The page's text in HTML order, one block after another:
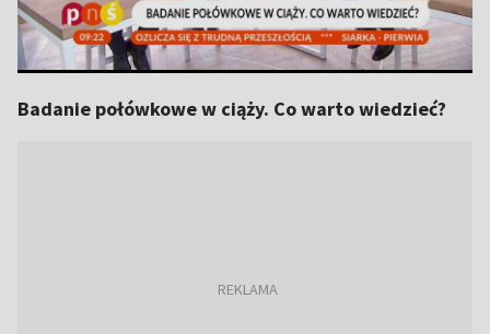
Badanie połówkowe w ciąży. Co warto wiedzieć?